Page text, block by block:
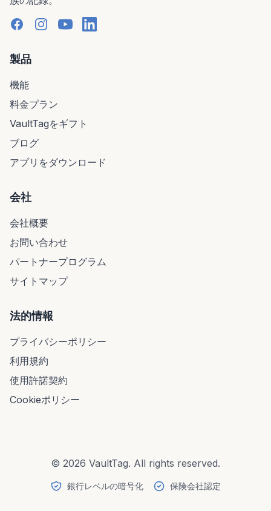
製品
機能
料金プラン
VaultTagをギフト
ブログ
アプリをダウンロード
会社
会社概要
お問い合わせ
パートナープログラム
サイトマップ
法的情報
プライバシーポリシー
利用規約
使用許諾契約
Cookieポリシー
© 2026 VaultTag. All rights reserved.
銀行レベルの暗号化 保険会社認定